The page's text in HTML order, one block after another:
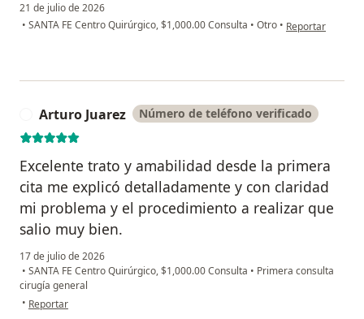
21 de julio de 2026
• SANTA FE Centro Quirúrgico, $1,000.00 Consulta • Otro • en opinión del
Reportar
Arturo Juarez Número de teléfono verificado
Excelente trato y amabilidad desde la primera
cita me explicó detalladamente y con claridad
mi problema y el procedimiento a realizar que
salio muy bien.
17 de julio de 2026
• SANTA FE Centro Quirúrgico, $1,000.00 Consulta • Primera consulta
cirugía general
• en opinión del usuario Arturo Juarez
Reportar